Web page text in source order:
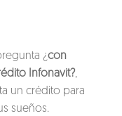
¿con
Infonavit?,
un crédito para
sueños.